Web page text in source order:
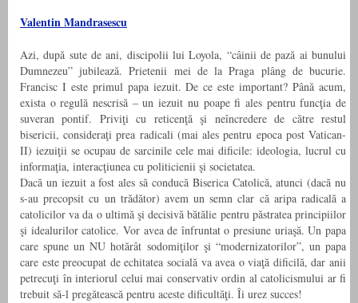
Valentin Mandrasescu
Azi, după sute de ani, discipolii lui Loyola, “câinii de pază ai bunului
Dumnezeu” jubilează. Prietenii mei de la Praga plâng de bucurie.
Francisc I este primul papa iezuit. De ce este important? Până acum,
exista o regulă nescrisă – un iezuit nu poape fi ales pentru funcţia de
suveran pontif. Priviţi cu reticenţă şi neîncredere de către restul
bisericii, consideraţi prea radicali (mai ales pentru epoca post Vatican-
II) iezuiţii se ocupau de sarcinile cele mai dificile: ideologia, lucrul cu
informaţia, interacţiunea cu politicienii şi societatea.
Dacă un iezuit a fost ales să conducă Biserica Catolică, atunci (dacă nu
s-au precopsit cu un trădător) avem un semn clar că aripa radicală a
catolicilor va da o ultimă şi decisivă bătălie pentru păstratea principiilor
şi idealurilor catolice. Vor avea de înfruntat o presiune uriaşă. Un papa
care spune un NU hotărât sodomiţilor şi “modernizatorilor”, un papa
care este preocupat de echitatea socială va avea o viaţă dificilă, dar anii
petrecuţi în interiorul celui mai conservativ ordin al catolicismului ar fi
trebuit să-l pregătească pentru aceste dificultăţi. Îi urez succes!